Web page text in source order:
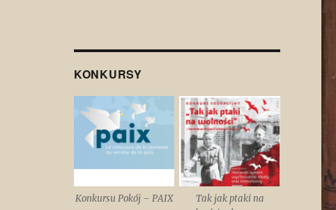
KONKURSY
Konkursu Pokój – PAIX
Tak jak ptaki na